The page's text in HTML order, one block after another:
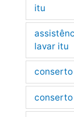
itu
lavar itu